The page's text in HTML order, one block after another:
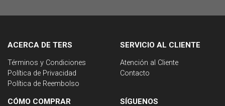
ACERCA DE TERS
Términos y Condiciones
Política de Privacidad
Política de Reembolso
SERVICIO AL CLIENTE
Atención al Cliente
Contacto
CÓMO COMPRAR SÍGUENOS